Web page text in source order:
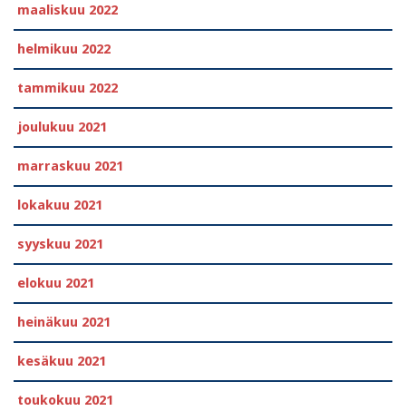
maaliskuu 2022
helmikuu 2022
tammikuu 2022
joulukuu 2021
marraskuu 2021
lokakuu 2021
syyskuu 2021
elokuu 2021
heinäkuu 2021
kesäkuu 2021
toukokuu 2021